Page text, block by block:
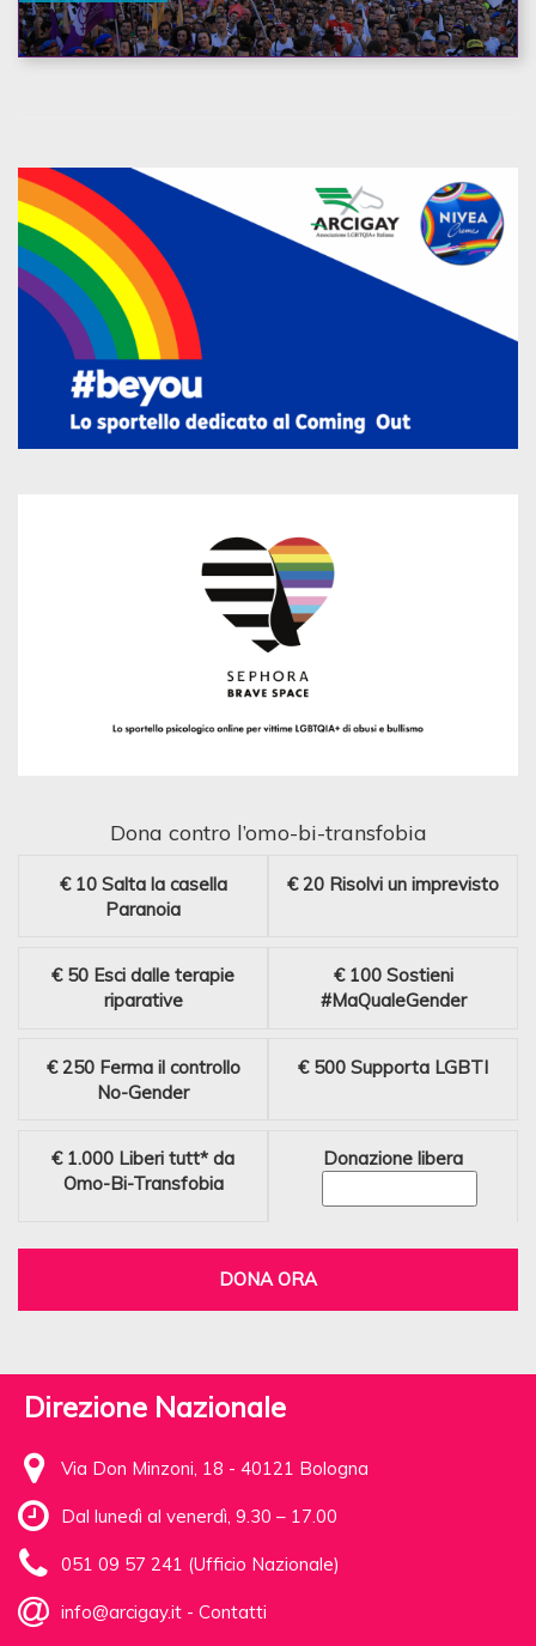
Dona contro l’omo-bi-transfobia
€ 10 Salta la casella
Paranoia
€ 20 Risolvi un imprevisto
€ 50 Esci dalle terapie
riparative
€ 100 Sostieni
#MaQualeGender
€ 250 Ferma il controllo
No-Gender
€ 500 Supporta LGBTI
€ 1.000 Liberi tutt* da
Omo-Bi-Transfobia
Donazione libera
DONA ORA
Direzione Nazionale
Via Don Minzoni, 18 - 40121 Bologna
Dal lunedì al venerdì, 9.30 – 17.00
051 09 57 241 (Ufficio Nazionale)
info@arcigay.it - Contatti